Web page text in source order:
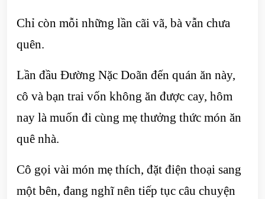
Chỉ còn mỗi những lần cãi vã, bà vẫn chưa
quên.
Lần đầu Đường Nặc Doãn đến quán ăn này,
cô và bạn trai vốn không ăn được cay, hôm
nay là muốn đi cùng mẹ thưởng thức món ăn
quê nhà.
Cô gọi vài món mẹ thích, đặt điện thoại sang
một bên, đang nghĩ nên tiếp tục câu chuyện